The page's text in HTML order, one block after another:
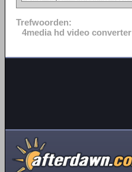
Trefwoorden:
4media hd video converter